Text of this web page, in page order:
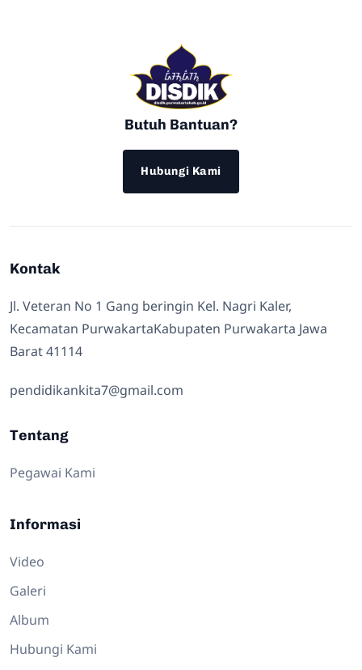
Butuh Bantuan?
Hubungi Kami
Kontak
Jl. Veteran No 1 Gang beringin Kel. Nagri Kaler,
Kecamatan PurwakartaKabupaten Purwakarta Jawa
Barat 41114
pendidikankita7@gmail.com
Tentang
Pegawai Kami
Informasi
Video
Galeri
Album
Hubungi Kami